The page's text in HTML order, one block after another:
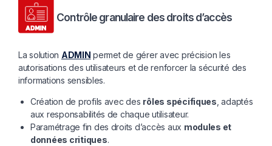
Contrôle granulaire des droits d’accès
La solution ADMIN permet de gérer avec précision les
autorisations des utilisateurs et de renforcer la sécurité des
informations sensibles.
Création de profils avec des rôles spécifiques , adaptés
aux responsabilités de chaque utilisateur.
Paramétrage fin des droits d’accès aux modules et
données critiques.